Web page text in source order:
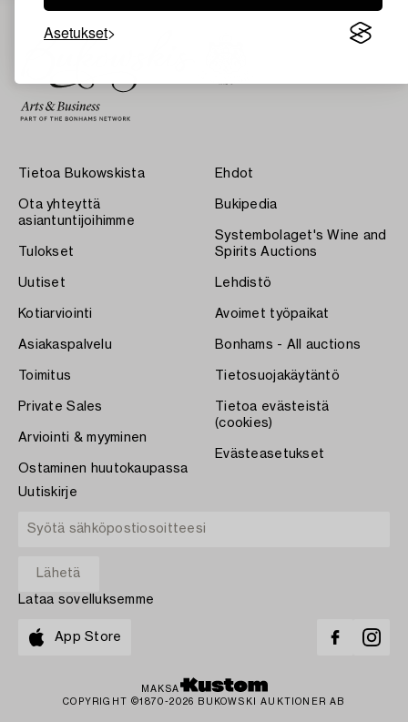
Asetukset
Tietoa Bukowskista
Ota yhteyttä
asiantuntijoihimme
Tulokset
Uutiset
Kotiarviointi
Asiakaspalvelu
Toimitus
Private Sales
Arviointi & myyminen
Ostaminen huutokaupassa
Ehdot
Bukipedia
Systembolaget's Wine and
Spirits Auctions
Lehdistö
Avoimet työpaikat
Bonhams - All auctions
Tietosuojakäytäntö
Tietoa evästeistä
(cookies)
Evästeasetukset
Uutiskirje
Lataa sovelluksemme
App Store
MAKSA
COPYRIGHT ©1870-2026 BUKOWSKI AUKTIONER AB